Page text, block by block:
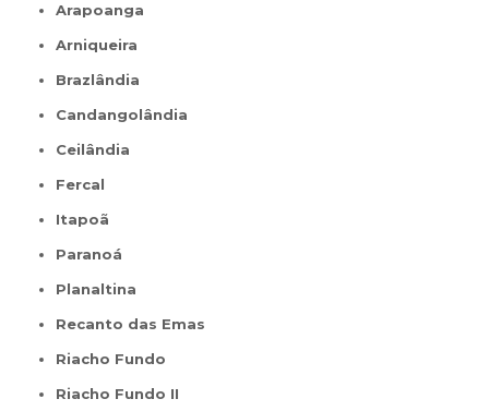
Arapoanga
Arniqueira
Brazlândia
Candangolândia
Ceilândia
Fercal
Itapoã
Paranoá
Planaltina
Recanto das Emas
Riacho Fundo
Riacho Fundo II